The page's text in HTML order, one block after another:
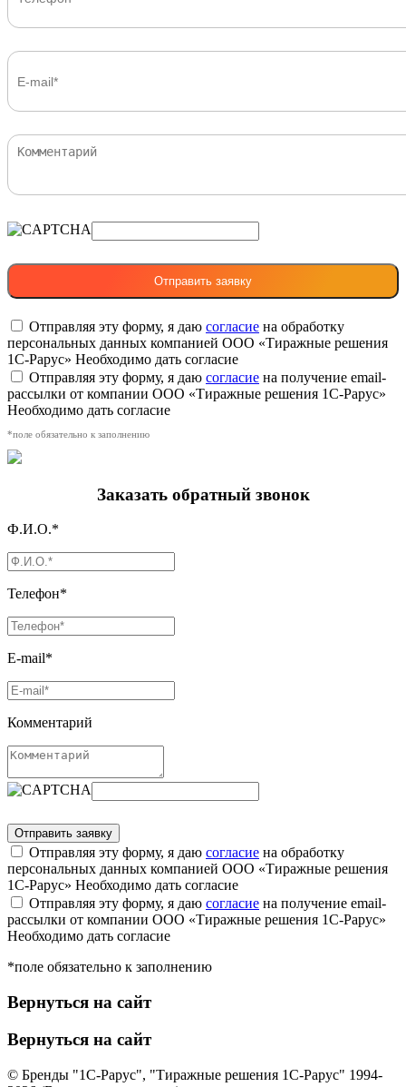
Отправляя эту форму, я даю согласие на обработку
персональных данных компанией ООО «Тиражные решения
1С-Рарус» Необходимо дать согласие
Отправляя эту форму, я даю согласие на получение email-
рассылки от компании ООО «Тиражные решения 1С-Рарус»
Необходимо дать согласие
*поле обязательно к заполнению
Заказать обратный звонок
Ф.И.О.*
Телефон*
E-mail*
Комментарий
Отправляя эту форму, я даю согласие на обработку
персональных данных компанией ООО «Тиражные решения
1С-Рарус» Необходимо дать согласие
Отправляя эту форму, я даю согласие на получение email-
рассылки от компании ООО «Тиражные решения 1С-Рарус»
Необходимо дать согласие
*поле обязательно к заполнению
Вернуться на сайт
Вернуться на сайт
© Бренды "1С-Рарус", "Тиражные решения 1С-Рарус" 1994-